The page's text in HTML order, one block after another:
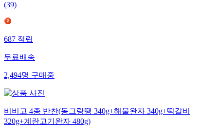
(39)
687적립
무료배송
2,494명구매중
비비고 4종 반찬(동그랑땡 340g+해물완자 340g+떡갈비
320g+계란고기완자 480g)